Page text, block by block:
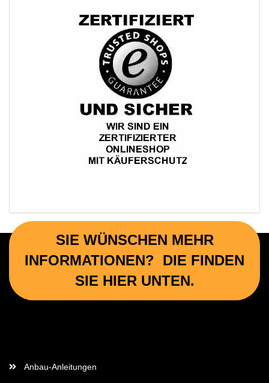
SIE WÜNSCHEN MEHR
INFORMATIONEN? DIE FINDEN
SIE HIER UNTEN.
Anbau-Anleitungen